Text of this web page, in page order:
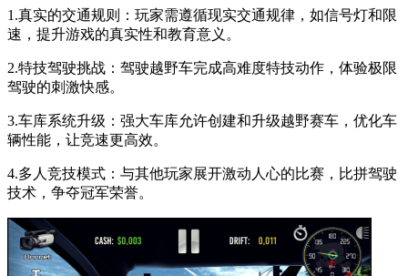
1.真实的交通规则：玩家需遵循现实交通规律，如信号灯和限
速，提升游戏的真实性和教育意义。
2.特技驾驶挑战：驾驶越野车完成高难度特技动作，体验极限
驾驶的刺激快感。
3.车库系统升级：强大车库允许创建和升级越野赛车，优化车
辆性能，让竞速更高效。
4.多人竞技模式：与其他玩家展开激动人心的比赛，比拼驾驶
技术，争夺冠军荣誉。